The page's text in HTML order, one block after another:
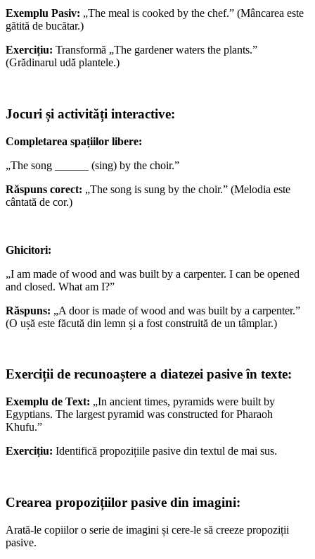
Exemplu Pasiv: „The meal is cooked by the chef.” (Mâncarea este
gătită de bucătar.)
Exercițiu: Transformă „The gardener waters the plants.”
(Grădinarul udă plantele.)
Jocuri și activități interactive:
Completarea spațiilor libere:
„The song ______ (sing) by the choir.”
Răspuns corect: „The song is sung by the choir.” (Melodia este
cântată de cor.)
Ghicitori:
„I am made of wood and was built by a carpenter. I can be opened
and closed. What am I?”
Răspuns: „A door is made of wood and was built by a carpenter.”
(O ușă este făcută din lemn și a fost construită de un tâmplar.)
Exerciții de recunoaștere a diatezei pasive în texte:
Exemplu de Text: „In ancient times, pyramids were built by
Egyptians. The largest pyramid was constructed for Pharaoh
Khufu.”
Exercițiu: Identifică propozițiile pasive din textul de mai sus.
Crearea propozițiilor pasive din imagini:
Arată-le copiilor o serie de imagini și cere-le să creeze propoziții
pasive.